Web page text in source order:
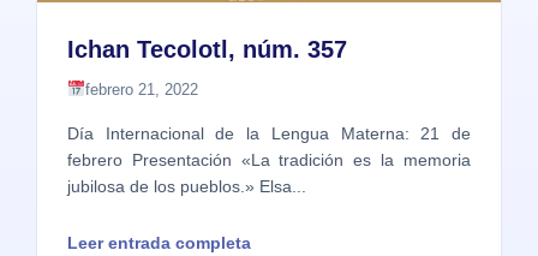
Ichan Tecolotl, núm. 357
febrero 21, 2022
Día Internacional de la Lengua Materna: 21 de
febrero Presentación «La tradición es la memoria
jubilosa de los pueblos.» Elsa...
Leer entrada completa